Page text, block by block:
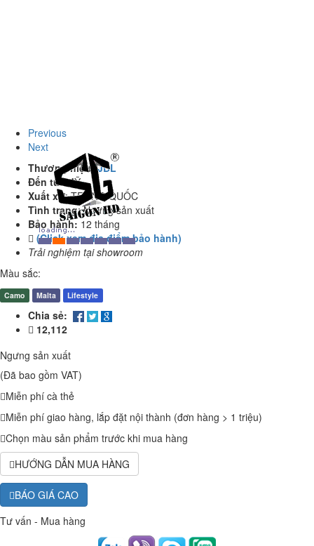
Previous
Next
Thương hiệu: JBL
Đến từ:MỸ
Xuất xứ:TRUNG QUỐC
Tình trạng:Ngưng sản xuất
Bảo hành: 12 tháng
(Click xem địa điểm bảo hành)
Trải nghiệm tại showroom
Màu sắc:
Camo Malta Lifestyle
Chia sẻ:
12,112
Ngưng sản xuất
(Đã bao gồm VAT)
Miễn phí cà thẻ
Miễn phí giao hàng, lắp đặt nội thành (đơn hàng > 1 triệu)
Chọn màu sản phẩm trước khi mua hàng
HƯỚNG DẪN MUA HÀNG
BÁO GIÁ CAO
Tư vấn - Mua hàng